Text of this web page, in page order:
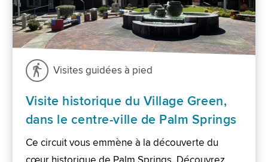
Visites guidées à pied
Visite historique du Village Green,
dans le centre-ville de Palm Springs
Ce circuit vous emmène à la découverte du